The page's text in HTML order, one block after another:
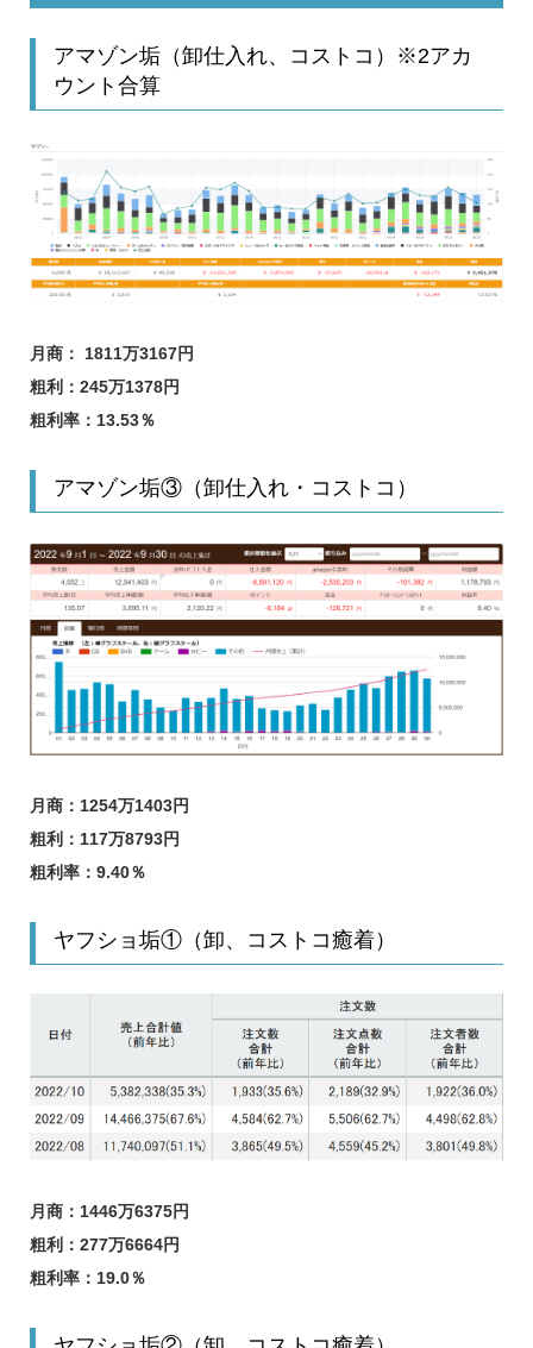
アマゾン垢（卸仕入れ、コストコ）※2アカ
ウント合算
月商： 1811万3167円
粗利：245万1378円
粗利率：13.53％
アマゾン垢③（卸仕入れ・コストコ）
月商：1254万1403円
粗利：117万8793円
粗利率：9.40％
ヤフショ垢①（卸、コストコ癒着）
月商：1446万6375円
粗利：277万6664円
粗利率：19.0％